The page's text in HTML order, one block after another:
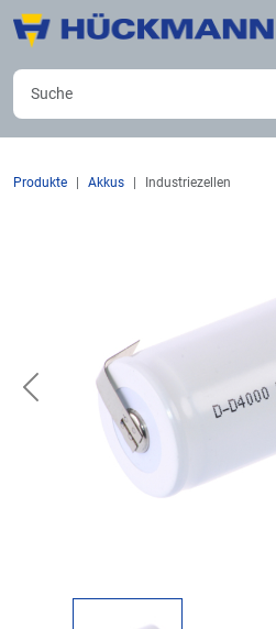
Produkte Akkus Industriezellen
Previous